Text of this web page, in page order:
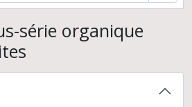
série organique
et d'étude
et d'articles